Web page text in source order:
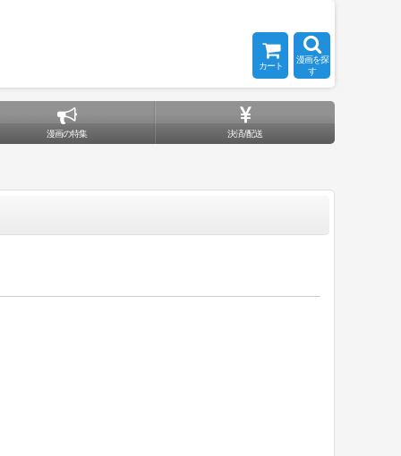
カート
漫画を探
す
漫画の特集 決済/配送